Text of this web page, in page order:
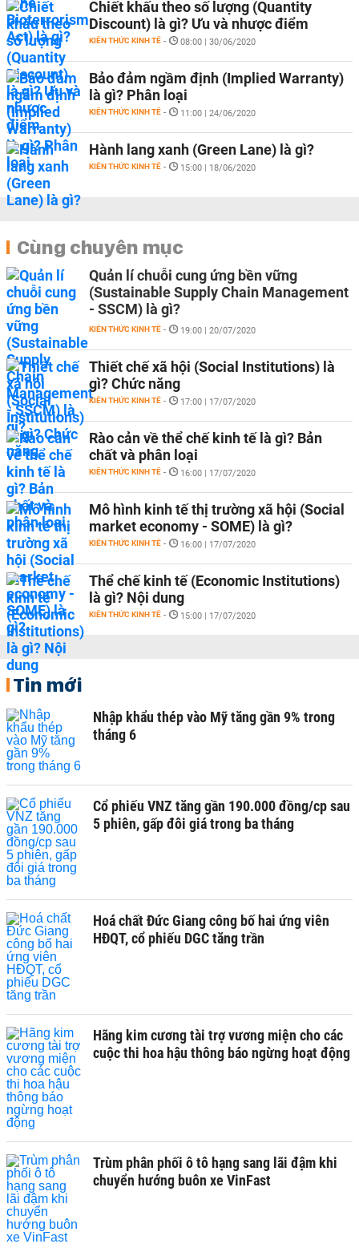
Chiết khấu theo số lượng (Quantity
Discount) là gì? Ưu và nhược điểm
KIẾN THỨC KINH TẾ - 08:00 | 30/06/2020
Bảo đảm ngầm định (Implied Warranty)
là gì? Phân loại
KIẾN THỨC KINH TẾ - 11:00 | 24/06/2020
Hành lang xanh (Green Lane) là gì?
KIẾN THỨC KINH TẾ - 15:00 | 18/06/2020
Cùng chuyên mục
Quản lí chuỗi cung ứng bền vững
(Sustainable Supply Chain Management
- SSCM) là gì?
KIẾN THỨC KINH TẾ - 19:00 | 20/07/2020
Thiết chế xã hội (Social Institutions) là
gì? Chức năng
KIẾN THỨC KINH TẾ - 17:00 | 17/07/2020
Rào cản về thể chế kinh tế là gì? Bản
chất và phân loại
KIẾN THỨC KINH TẾ - 16:00 | 17/07/2020
Mô hình kinh tế thị trường xã hội (Social
market economy - SOME) là gì?
KIẾN THỨC KINH TẾ - 16:00 | 17/07/2020
Thể chế kinh tế (Economic Institutions)
là gì? Nội dung
KIẾN THỨC KINH TẾ - 15:00 | 17/07/2020
Tin mới
Nhập khẩu thép vào Mỹ tăng gần 9% trong
tháng 6
Cổ phiếu VNZ tăng gần 190.000 đồng/cp sau
5 phiên, gấp đôi giá trong ba tháng
Hoá chất Đức Giang công bố hai ứng viên
HĐQT, cổ phiếu DGC tăng trần
Hãng kim cương tài trợ vương miện cho các
cuộc thi hoa hậu thông báo ngừng hoạt động
Trùm phân phối ô tô hạng sang lãi đậm khi
chuyển hướng buôn xe VinFast